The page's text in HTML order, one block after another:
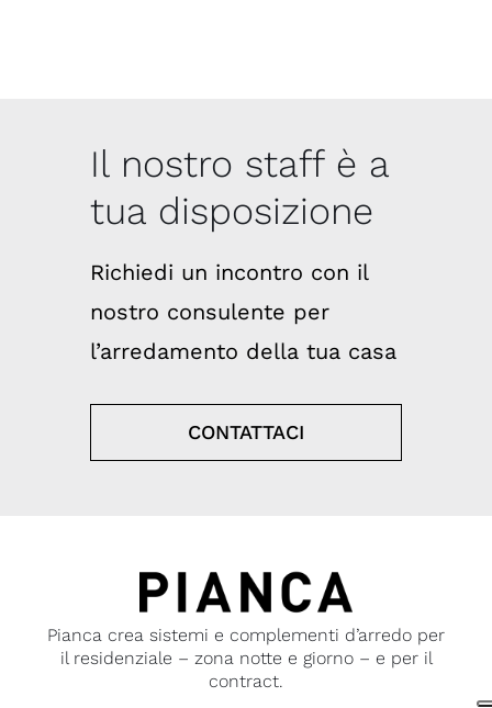
Il nostro staff è a
tua disposizione
Richiedi un incontro con il
nostro consulente per
l’arredamento della tua casa
CONTATTACI
Pianca crea sistemi e complementi d’arredo per
il residenziale – zona notte e giorno – e per il
contract.